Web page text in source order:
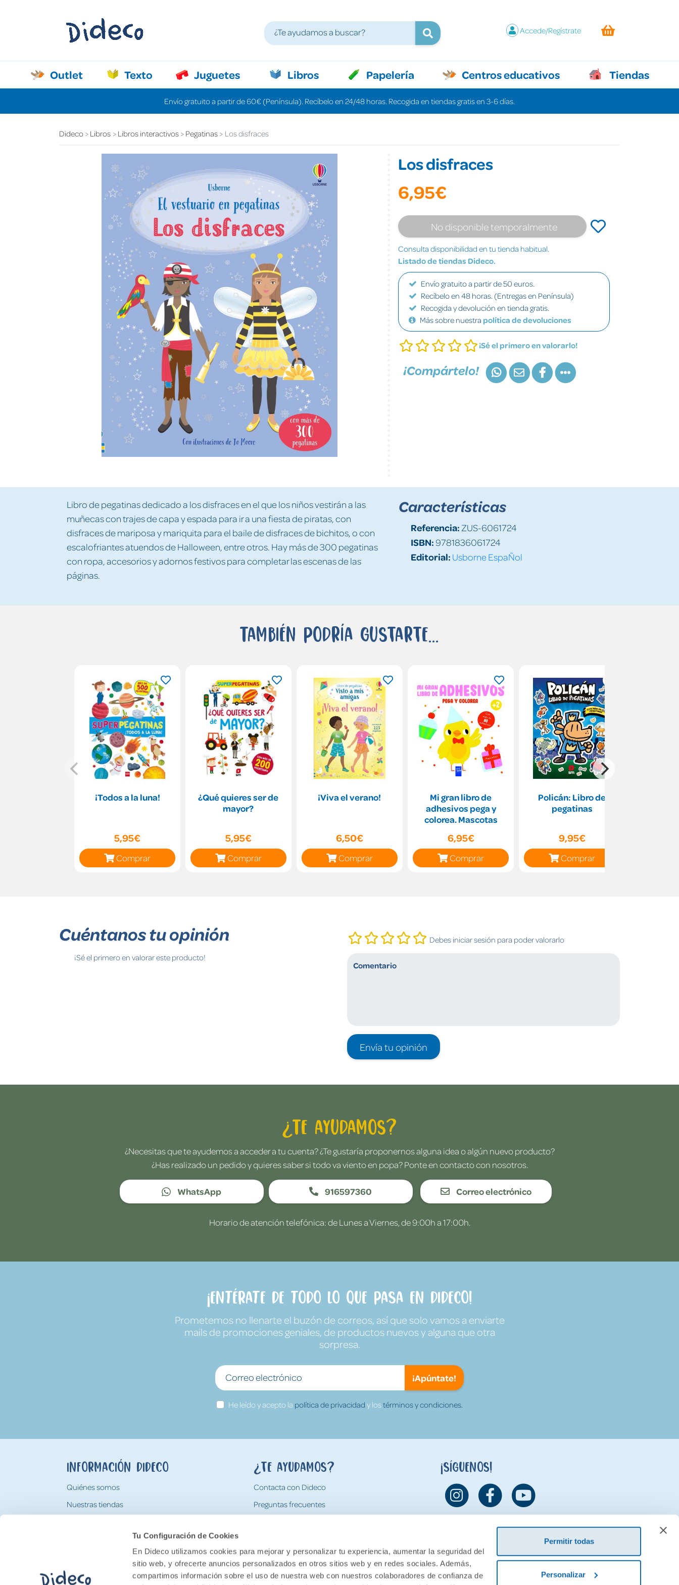
Tu Configuración de Cookies
En Dideco utilizamos cookies para mejorar y personalizar tu experiencia, aumentar la seguridad del
sitio web, y ofrecerte anuncios personalizados en otros sitios web y en redes sociales. Además,
compartimos información sobre el uso de nuestra web con nuestros colaboradores de confianza de
Permitir todas
Personalizar
Accede/Regístrate
Outlet Texto Juguetes Libros Papelería Centros educativos Tiendas
Envío gratuito a partir de 60€ (Península). Recíbelo en 24/48 horas. Recogida en tiendas gratis en 3-6 días.
Dideco Libros Libros interactivos Pegatinas Los disfraces
Los disfraces
6,95€
No disponible temporalmente
Consulta disponibilidad en tu tienda habitual.
Listado de tiendas Dideco.
Envío gratuito a partir de 50 euros.
Recíbelo en 48 horas. (Entregas en Península)
Recogida y devolución en tienda gratis.
Más sobre nuestra política de devoluciones
¡Sé el primero en valorarlo!
¡Compártelo!
Libro de pegatinas dedicado a los disfraces en el que los niños vestirán a las
muñecas con trajes de capa y espada para ir a una fiesta de piratas, con
disfraces de mariposa y mariquita para el baile de disfraces de bichitos, o con
escalofriantes atuendos de Halloween, entre otros. Hay más de 300 pegatinas
con ropa, accesorios y adornos festivos para completar las escenas de las
páginas.
Características
Referencia: ZUS-6061724
ISBN:9781836061724
Editorial: Usborne EspaÑol
También podría gustarte...
¡Todos a la luna!
5,95€
Comprar
¿Qué quieres ser de
mayor?
5,95€
Comprar
¡Viva el verano!
6,50€
Comprar
Mi gran libro de
adhesivos pega y
colorea. Mascotas
6,95€
Comprar
Policán: Libro de
pegatinas
9,95€
Comprar
Cuéntanos tu opinión
¡Sé el primero en valorar este producto!
Debes iniciar sesión para poder valorarlo
Envía tu opinión
¿Te ayudamos?
¿Necesitas que te ayudemos a acceder a tu cuenta? ¿Te gustaría proponernos alguna idea o algún nuevo producto?
¿Has realizado un pedido y quieres saber si todo va viento en popa? Ponte en contacto con nosotros.
WhatsApp 916597360 Correo electrónico
Horario de atención telefónica: de Lunes a Viernes, de 9:00h a 17:00h.
¡Entérate de todo lo que pasa en Dideco!
Prometemos no llenarte el buzón de correos, así que solo vamos a enviarte
mails de promociones geniales, de productos nuevos y alguna que otra
sorpresa.
¡Apúntate!
He leído y acepto la política de privacidad y lostérminos y condiciones.
Información Dideco
Quiénes somos
Nuestras tiendas
Tarjeta Regalo Dideco
¿Te ayudamos?
Contacta con Dideco
Preguntas frecuentes
Devoluciones
¡Síguenos!